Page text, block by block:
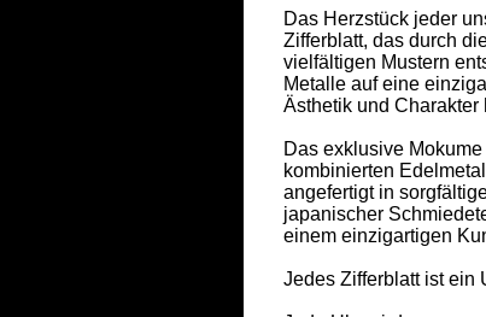
Das Herzstück jeder
Zifferblatt, das durch
vielfältigen Mustern
Metalle auf eine
Ästhetik und Charakter
Das exklusive
kombinierten
angefertigt in
japanischer
einem einzigartigen
Jedes Zifferblatt ist ein